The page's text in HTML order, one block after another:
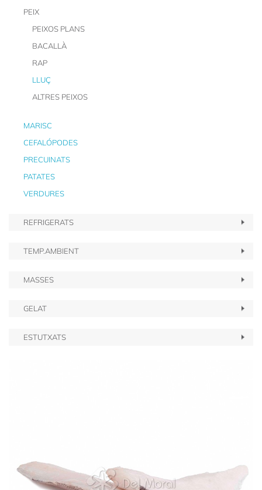
PEIX
PEIXOS PLANS
BACALLÀ
RAP
LLUÇ
ALTRES PEIXOS
MARISC
CEFALÓPODES
PRECUINATS
PATATES
VERDURES
REFRIGERATS
TEMP.AMBIENT
MASSES
GELAT
ESTUTXATS